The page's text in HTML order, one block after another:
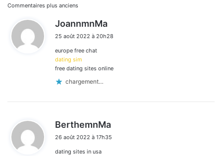
Navigation
dans
les
commentaires
Commentaires plus anciens
JoannmnMa
t
25 août 2022 à 20h28
europe free chat
dating sim
free dating sites online
chargement…
BerthemnMa
t
26 août 2022 à 17h35
dating sites in usa